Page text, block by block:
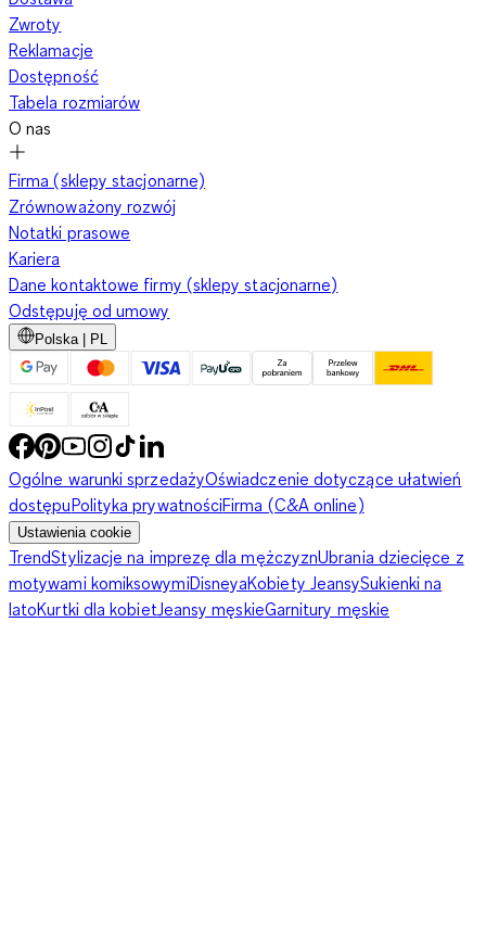
Zwroty
Reklamacje
Dostępność
Tabela rozmiarów
O nas
Firma (sklepy stacjonarne)
Zrównoważony rozwój
Notatki prasowe
Kariera
Dane kontaktowe firmy (sklepy stacjonarne)
Odstępuję od umowy
Polska | PL
Ogólne warunki sprzedażyOświadczenie dotyczące ułatwień
dostępuPolityka prywatnościFirma (C&A online)
Ustawienia cookie
TrendStylizacje na imprezę dla mężczyznUbrania dziecięce z
motywami komiksowymiDisneyaKobiety JeansySukienki na
latoKurtki dla kobiet Jeansy męskieGarnitury męskie